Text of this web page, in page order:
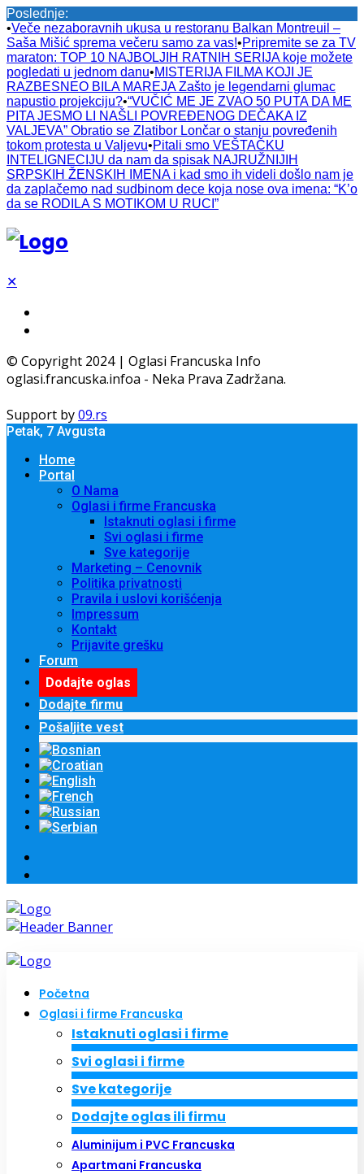
Poslednje:
•Veče nezaboravnih ukusa u restoranu Balkan Montreuil –
Saša Mišić sprema večeru samo za vas!•Pripremite se za TV
maraton: TOP 10 NAJBOLJIH RATNIH SERIJA koje možete
pogledati u jednom danu•MISTERIJA FILMA KOJI JE
RAZBESNEO BILA MAREJA Zašto je legendarni glumac
napustio projekciju?•“VUČIĆ ME JE ZVAO 50 PUTA DA ME
PITA JESMO LI NAŠLI POVREĐENOG DEČAKA IZ
VALJEVA” Obratio se Zlatibor Lončar o stanju povređenih
tokom protesta u Valjevu•Pitali smo VEŠTAČKU
INTELIGNECIJU da nam da spisak NAJRUŽNIJIH
SRPSKIH ŽENSKIH IMENA i kad smo ih videli došlo nam je
da zaplačemo nad sudbinom dece koja nose ova imena: “K’o
da se RODILA S MOTIKOM U RUCI”
✕
© Copyright 2024 | Oglasi Francuska Info
oglasi.francuska.infoa - Neka Prava Zadržana.
Support by09.rs
Petak, 7 Avgusta
Home
Portal
O Nama
Oglasi i firme Francuska
Istaknuti oglasi i firme
Svi oglasi i firme
Sve kategorije
Marketing – Cenovnik
Politika privatnosti
Pravila i uslovi korišćenja
Impressum
Kontakt
Prijavite grešku
Forum
Dodajte oglas
Dodajte firmu
Pošaljite vest
Početna
Oglasi i firme Francuska
Istaknuti oglasi i firme
Svi oglasi i firme
Sve kategorije
Dodajte oglas ili firmu
Aluminijum i PVC Francuska
Apartmani Francuska